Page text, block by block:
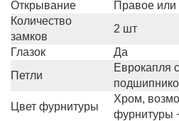
Открывание
Правое или
Количество
замков
2 шт
Глазок
Да
Петли
Еврокапля
Цвет фурнитуры
Хром,
фурнитуры